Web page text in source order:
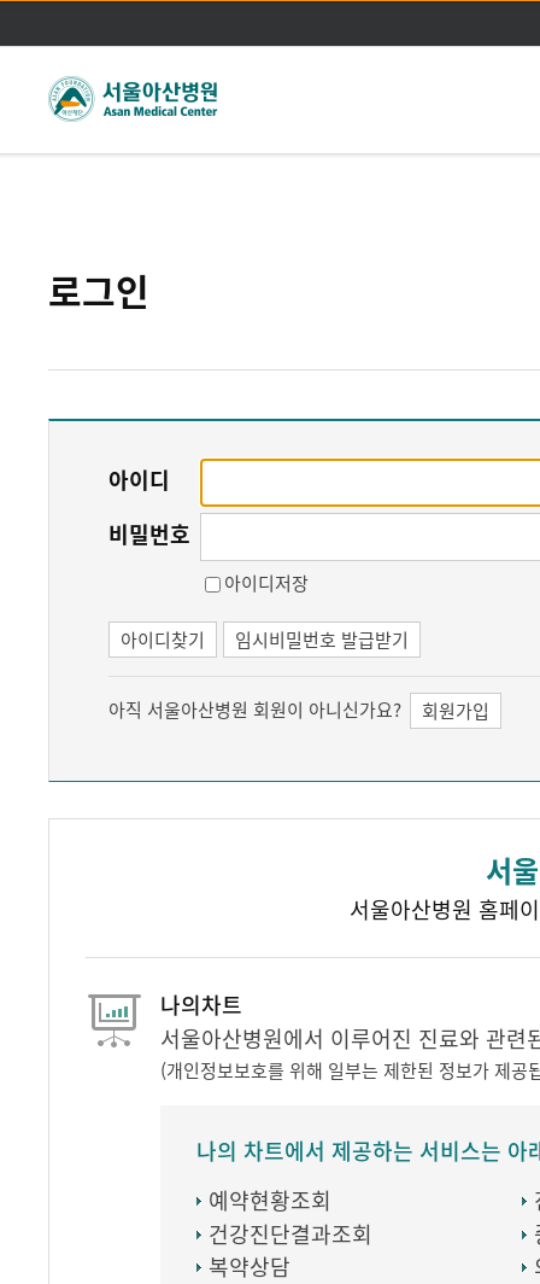
주메뉴바로가기
본문바로가기
로그인
아이디
비밀번호
아이디저장
아이디찾기 임시비밀번호 발급받기
아직 서울아산병원 회원이 아니신가요? 회원가입
서
서울아산병원 홈페
나의차트
서울아산병원에서 이루어진 진료와 관
(개인정보보호를 위해 일부는 제한된 정보가 제공
나의 차트에서 제공하는 서비스는 아
예약현황조회
건강진단결과조회
복약상담